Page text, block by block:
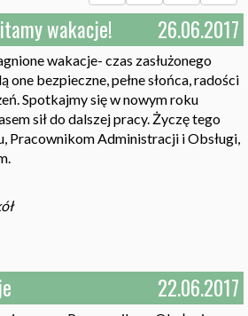
wakacje! 26.06.2017
wakacje- czas zasłużonego
one bezpieczne, pełne słońca, radości
Spotkajmy się w nowym roku
sił do dalszej pracy. Życzę tego
Pracownikom Administracji i Obsługi,
22.06.2017